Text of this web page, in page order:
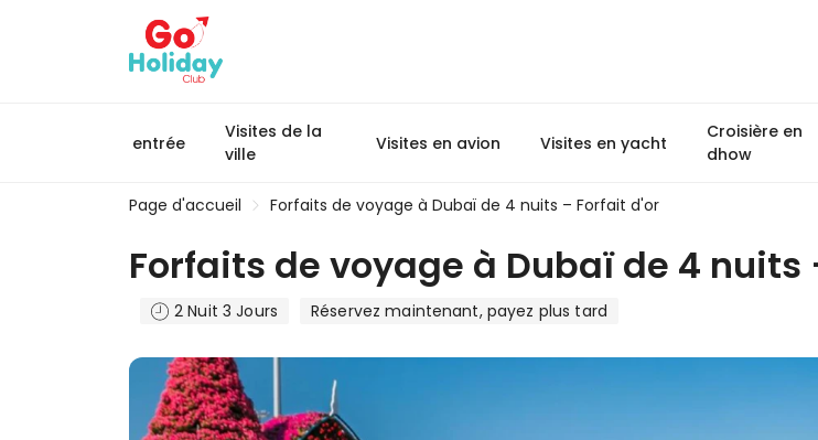
entrée
Visites de la
ville
Visites en avion Visites en yacht
Croisière en
dhow
Page d'accueil Forfaits de voyage à Dubaï de 4 nuits – Forfait d'or
Forfaits de voyage à Dubaï de 4 nuits
2 Nuit 3 Jours Réservez maintenant, payez plus tard